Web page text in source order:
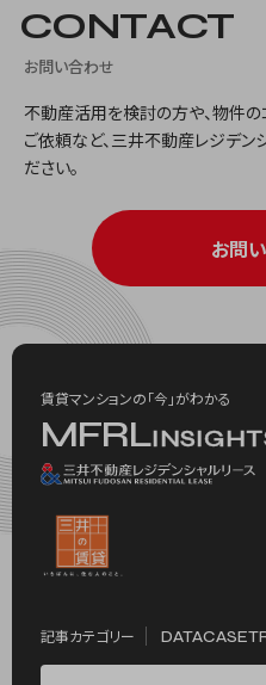
CONTACT
お問い合わせ
不動産活用を検討の方や、物件
ご依頼など、三井不動産レジデン
ださい。
お問
賃貸マンションの「今」がわかる
MFRLINSIGHT
記事カテゴリー DATACASE